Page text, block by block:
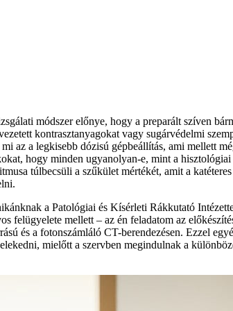
módszer előnye, hogy a preparált szíven
kontrasztanyagokat vagy sugárvédelmi
az a legkisebb dózisú gépbeállítás, ami mellett
hogy minden ugyanolyan-e, mint a
túlbecsüli a szűkület mértékét, amit a
a Patológiai és Kísérleti Rákkutató
felügyelete mellett – az én feladatom az
és a fotonszámláló CT-berendezésen. Ezzel
mielőtt a szervben megindulnak a